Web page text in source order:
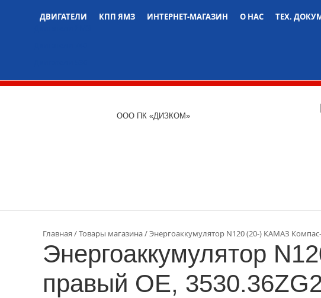
ДВИГАТЕЛИ
КПП ЯМЗ ИНТЕРНЕТ-МАГАЗИН О НАС ТЕХ.
ООО ПК «ДИЗКОМ»
Главная Товары магазина Энергоаккумулятор N120 (20-) КАМАЗ Компас-
Энергоаккумулятор
правый OE,